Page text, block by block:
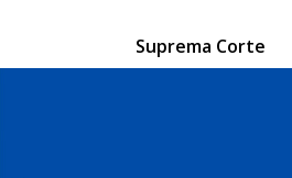
Suprema Corte